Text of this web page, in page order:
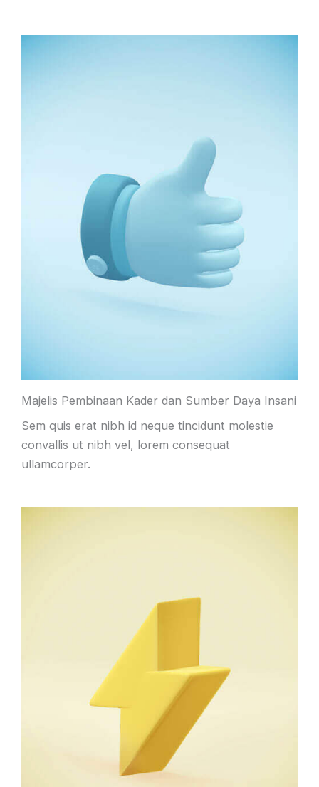
Majelis Pembinaan Kader dan Sumber Daya Insani
Sem quis erat nibh id neque tincidunt molestie
convallis ut nibh vel, lorem consequat
ullamcorper.